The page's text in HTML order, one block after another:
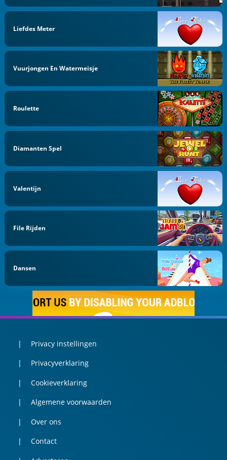
Liefdes Meter
Vuurjongen En Watermeisje
Roulette
Diamanten Spel
Valentijn
File Rijden
Dansen
Privacy instellingen
Privacyverklaring
Cookieverklaring
Algemene voorwaarden
Over ons
Contact